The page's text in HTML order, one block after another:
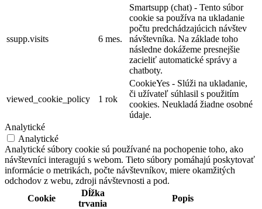
ssupp.visits 6 mes.
Smartsupp (chat) - Tento súbor
cookie sa používa na ukladanie
počtu predchádzajúcich návštev
návštevníka. Na základe toho
následne dokážeme presnejšie
zacieliť automatické správy a
chatboty.
viewed_cookie_policy 1 rok
CookieYes - Slúži na ukladanie,
či užívateľ súhlasil s použitím
cookies. Neukladá žiadne osobné
údaje.
Analytické
Analytické
Analytické súbory cookie sú používané na pochopenie toho, ako
návštevníci interagujú s webom. Tieto súbory pomáhajú poskytovať
informácie o metrikách, počte návštevníkov, miere okamžitých
odchodov z webu, zdroji návštevnosti a pod.
Cookie
Dĺžka
trvania
Popis